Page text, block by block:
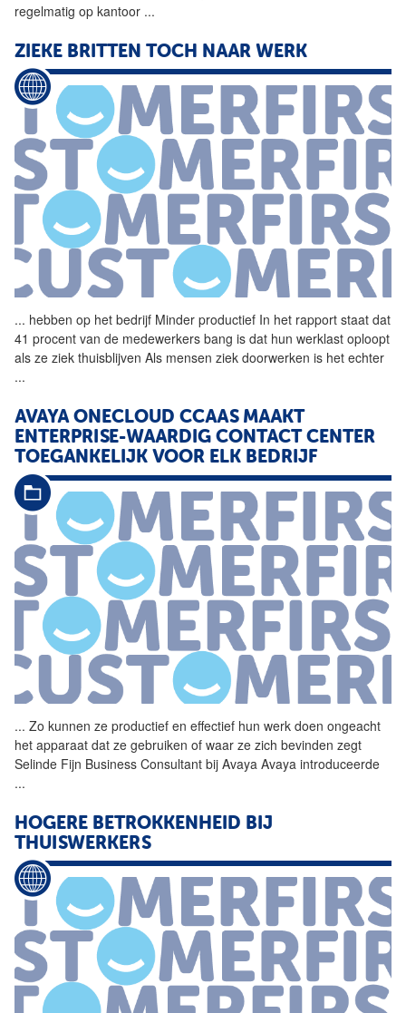
regelmatig op kantoor ...
ZIEKE BRITTEN TOCH NAAR WERK
... hebben op het bedrijf Minder productief In het rapport staat dat
41 procent van de medewerkers bang is dat hun werklast oploopt
als ze ziek thuisblijven Als mensen ziek doorwerken is het echter
...
AVAYA ONECLOUD CCAAS MAAKT
ENTERPRISE-WAARDIG CONTACT CENTER
TOEGANKELIJK VOOR ELK BEDRIJF
... Zo kunnen ze productief en effectief hun werk doen ongeacht
het apparaat dat ze gebruiken of waar ze zich bevinden zegt
Selinde Fijn Business Consultant bij Avaya Avaya introduceerde
...
HOGERE BETROKKENHEID BIJ
THUISWERKERS